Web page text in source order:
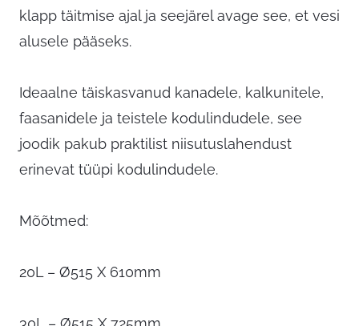
klapp täitmise ajal ja seejärel avage see, et vesi
alusele pääseks.
Ideaalne täiskasvanud kanadele, kalkunitele,
faasanidele ja teistele kodulindudele, see
joodik pakub praktilist niisutuslahendust
erinevat tüüpi kodulindudele.
Mõõtmed:
20L – Ø515 X 610mm